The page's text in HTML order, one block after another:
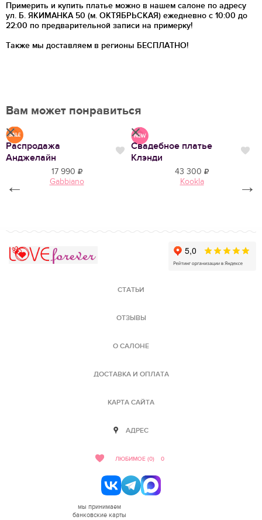
Примерить и купить платье можно в нашем салоне по адресу
ул. Б. ЯКИМАНКА 50 (м. ОКТЯБРЬСКАЯ) ежедневно с 10:00 до
22:00 по предварительной записи на примерку!
Также мы доставляем в регионы БЕСПЛАТНО!
Вам может понравиться
Нравится
Распродажа
Анджелайн
Нравится
17 990
Gabbiano
Свадебное платье
Клэнди
43 300
Kookla
← →
СТАТЬИ
ОТЗЫВЫ
О САЛОНЕ
ДОСТАВКА И ОПЛАТА
КАРТА САЙТА
АДРЕС
ЛЮБИМОЕ (0) 0
мы принимаем
банковские карты